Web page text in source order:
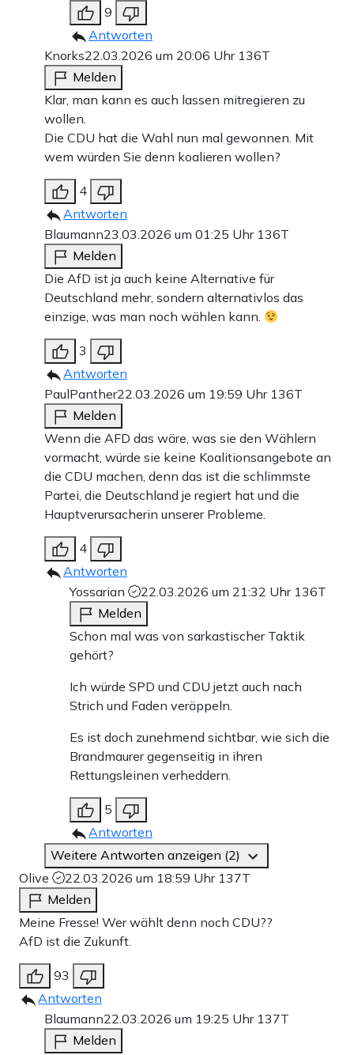
9
Antworten
Knorks22.03.2026 um 20:06 Uhr 136T
Melden
Klar, man kann es auch lassen mitregieren zu
wollen.
Die CDU hat die Wahl nun mal gewonnen. Mit
wem würden Sie denn koalieren wollen?
4
Antworten
Blaumann23.03.2026 um 01:25 Uhr 136T
Melden
Die AfD ist ja auch keine Alternative für
Deutschland mehr, sondern alternativlos das
einzige, was man noch wählen kann.
3
Antworten
PaulPanther22.03.2026 um 19:59 Uhr 136T
Melden
Wenn die AFD das wäre, was sie den Wählern
vormacht, würde sie keine Koalitionsangebote an
die CDU machen, denn das ist die schlimmste
Partei, die Deutschland je regiert hat und die
Hauptverursacherin unserer Probleme.
4
Antworten
Yossarian
22.03.2026 um 21:32 Uhr 136T
Melden
Schon mal was von sarkastischer Taktik
gehört?
Ich würde SPD und CDU jetzt auch nach
Strich und Faden veräppeln.
Es ist doch zunehmend sichtbar, wie sich die
Brandmaurer gegenseitig in ihren
Rettungsleinen verheddern.
5
Antworten
Weitere Antworten anzeigen (2)
Olive
22.03.2026 um 18:59 Uhr 137T
Melden
Meine Fresse! Wer wählt denn noch CDU??
AfD ist die Zukunft.
93
Antworten
Blaumann22.03.2026 um 19:25 Uhr 137T
Melden